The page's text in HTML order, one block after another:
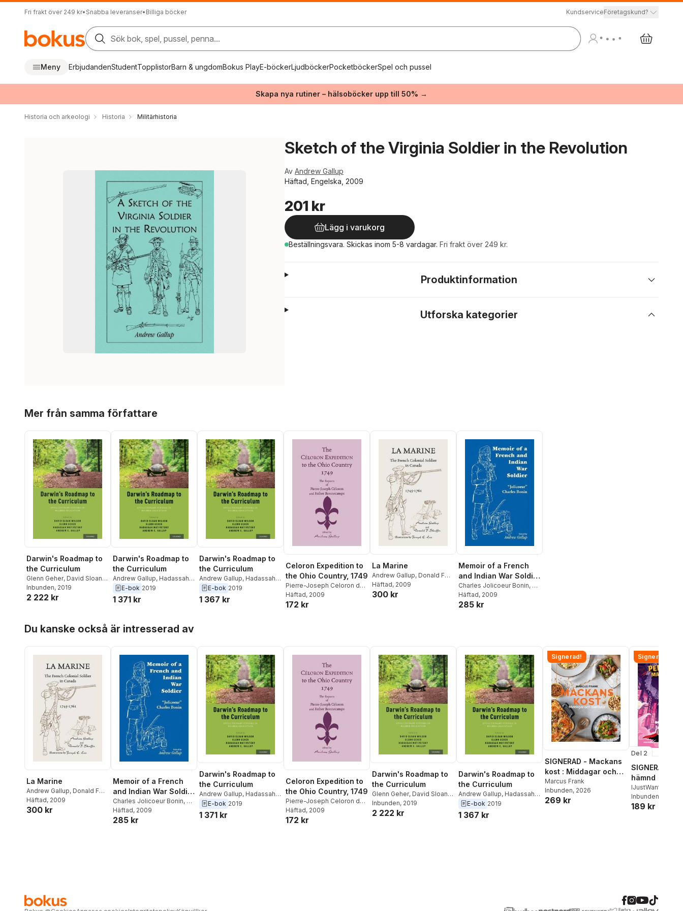
Fri frakt över 249 kr• Snabba leveranser• Billiga böcker KundserviceFöretagskund?
Sök bok, spel, pussel, penna...
Meny ErbjudandenStudentTopplistorBarn & ungdomBokus PlayE-böckerLjudböckerPocketböckerSpel och pussel
Skapa nya rutiner – hälsoböcker upp till 50% →
Historia och arkeologi Historia Militärhistoria
Sketch of the Virginia Soldier in the Revolution
Av Andrew Gallup
Häftad, Engelska, 2009
201 kr
Lägg i varukorg
Beställningsvara. Skickas inom 5-8 vardagar. Fri frakt över 249 kr.
Produktinformation
Utforska kategorier
Mer från samma författare
Darwin's Roadmap to
the Curriculum
Glenn Geher, David Sloan
Wilson,Hadassah Head
Andrew Gallup
Inbunden, 2019
2 222 kr
Darwin's Roadmap to
the Curriculum
Andrew Gallup, Hadassah
Head,David Sloan Wilson
Glenn Geher
E-bok 2019
1 371 kr
Darwin's Roadmap to
the Curriculum
Andrew Gallup, Hadassah
Head,David Sloan Wilson
Glenn Geher
E-bok 2019
1 367 kr
Celoron Expedition to
the Ohio Country, 1749
Pierre-Joseph Celoron de
Blainville,Andrew Gallup
Häftad, 2009
172 kr
La Marine
Andrew Gallup, Donald F
Shaffer
Häftad, 2009
300 kr
Memoir of a French
and Indian War Soldier
[By] Jolicoeur Charles
Bonin
Charles Jolicoeur Bonin, J -
C,Andrew Gallup
Häftad, 2009
285 kr
Du kanske också är intresserad av
La Marine
Andrew Gallup, Donald F
Shaffer
Häftad, 2009
300 kr
Memoir of a French
and Indian War Soldier
[By] Jolicoeur Charles
Bonin
Charles Jolicoeur Bonin, J -
C,Andrew Gallup
Häftad, 2009
285 kr
Darwin's Roadmap to
the Curriculum
Andrew Gallup, Hadassah
Head,David Sloan Wilson
Glenn Geher
E-bok 2019
1 371 kr
Celoron Expedition to
the Ohio Country, 1749
Pierre-Joseph Celoron de
Blainville,Andrew Gallup
Häftad, 2009
172 kr
Darwin's Roadmap to
the Curriculum
Glenn Geher, David Sloan
Wilson,Hadassah Head
Andrew Gallup
Inbunden, 2019
2 222 kr
Darwin's Roadmap to
the Curriculum
Andrew Gallup, Hadassah
Head,David Sloan Wilson
Glenn Geher
E-bok 2019
1 367 kr
Signerad!
SIGNERAD - Mackans
kost : Middagar och
matlådor
Marcus Frank
Inbunden, 2026
269 kr
Signerad!
Del 2
SIGNERAD -
hämnd
Adolphson
Beer ,Victor Beer
Inbunden
189 kr